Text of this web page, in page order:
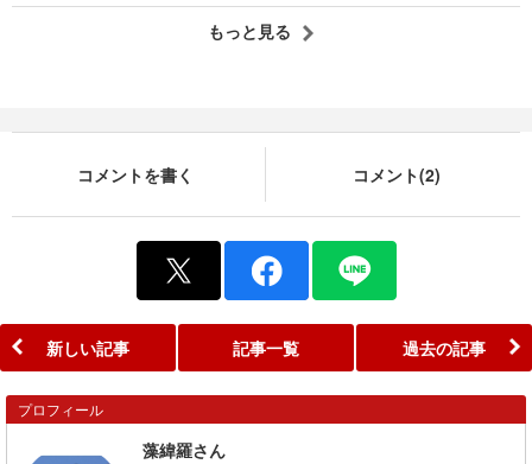
もっと見る
コメントを書く コメント(2)
新しい記事 記事一覧 過去の記事
プロフィール
藻緯羅さん